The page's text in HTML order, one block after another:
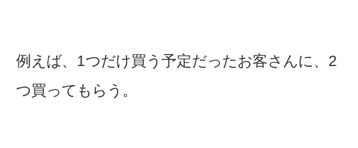
例えば、1つだけ買う予定だったお客さんに、2
つ買ってもらう。